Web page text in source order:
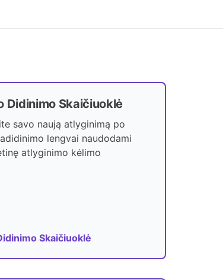
Didinimo Skaičiuoklė
savo naują atlyginimą po
lengvai naudodami
atlyginimo kėlimo
Skaičiuoklė